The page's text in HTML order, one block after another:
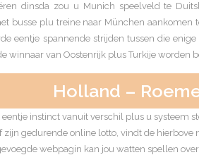
dinsda zou u Munich speelveld te
busse plu treine naar München
eentje spannende strijden tussen die
winnaar van Oostenrijk plus Turkije worden
Holland –
eentje instinct vanuit verschil plus u systeem
zijn gedurende online lotto, vindt de hierbove
webpagin kan jou watten spellen